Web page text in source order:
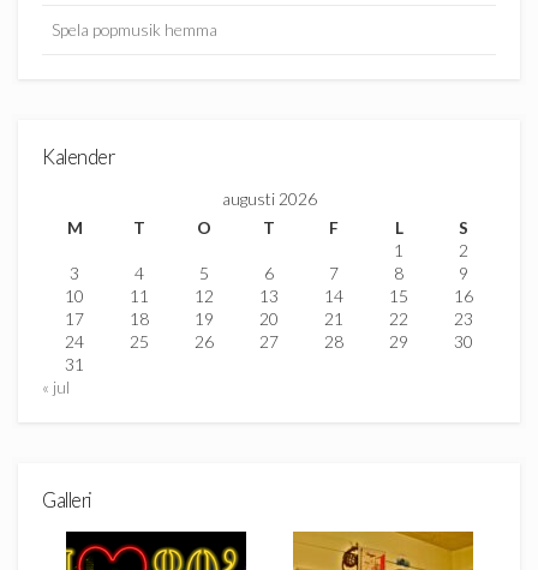
Spela popmusik hemma
Kalender
augusti 2026
M
T O T F L
S
1
2
3
4 5 6 7 8
9
10
11 12 13 14 15
16
17
18 19 20 21 22
23
24
25 26 27 28 29
30
31
« jul
Galleri